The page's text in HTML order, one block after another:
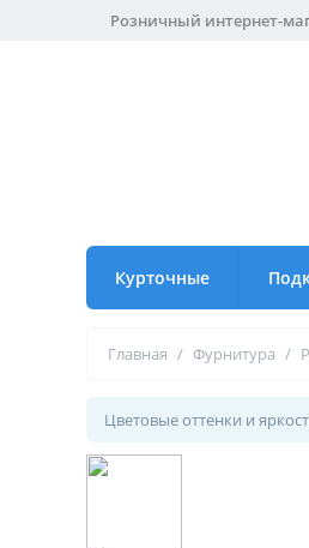
Розничный интернет-
Курточные
Главная / Фурнитура /
Цветовые оттенки и